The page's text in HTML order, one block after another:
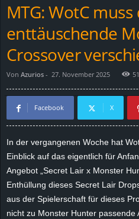
MTG: WotC muss
enttäuschende
Crossover
Von Azurios - 27. November 2025
Facebook X
In der vergangenen Woche hat
Einblick auf das eigentlich für
Angebot „Secret Lair x Monster
Enthüllung dieses Secret Lair
aus der Spielerschaft für dieses
nicht zu Monster Hunter passende